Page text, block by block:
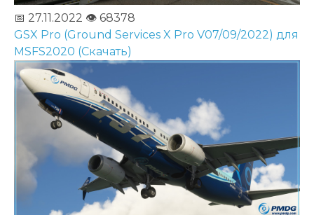
📅 27.11.2022 👁️ 68378
GSX Pro (Ground Services X Pro V07/09/2022) для
MSFS2020 (Скачать)